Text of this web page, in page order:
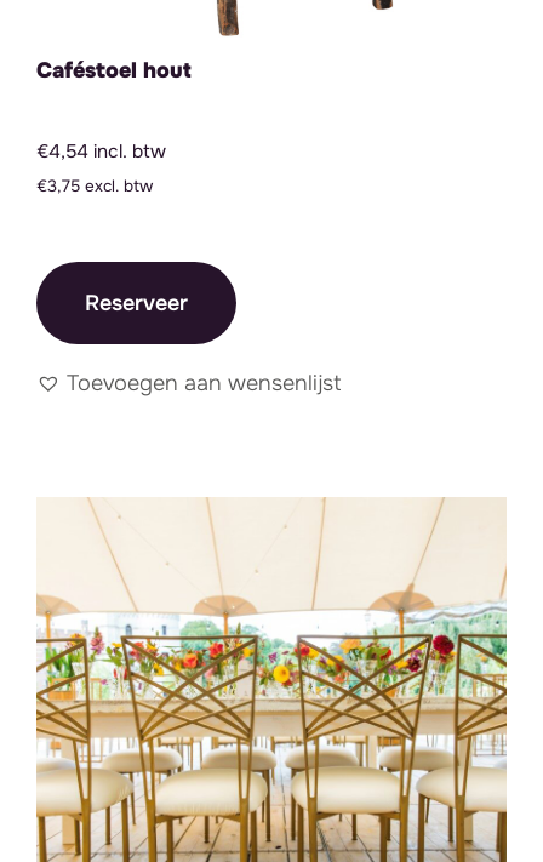
Caféstoel hout
€4,54 incl. btw
€3,75 excl. btw
Reserveer
Toevoegen aan wensenlijst